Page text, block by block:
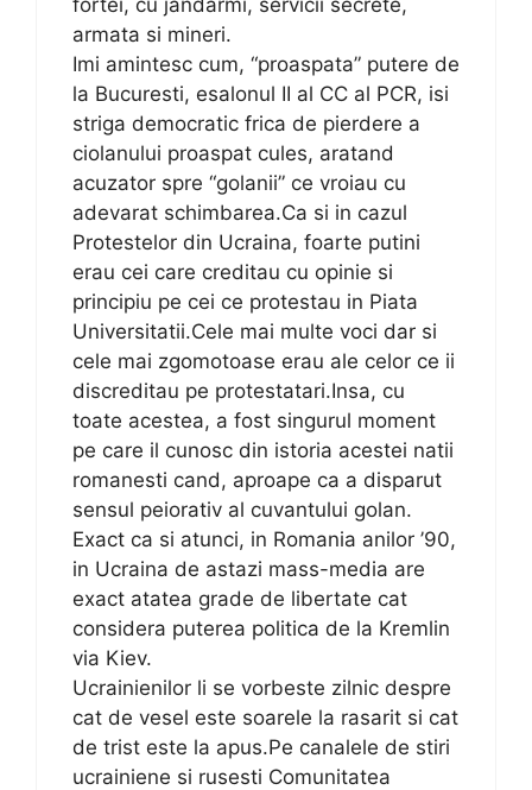
armata si mineri.
Imi amintesc cum, “proaspata” putere de
la Bucuresti, esalonul II al CC al PCR, isi
striga democratic frica de pierdere a
ciolanului proaspat cules, aratand
acuzator spre “golanii” ce vroiau cu
adevarat schimbarea.Ca si in cazul
Protestelor din Ucraina, foarte putini
erau cei care creditau cu opinie si
principiu pe cei ce protestau in Piata
Universitatii.Cele mai multe voci dar si
cele mai zgomotoase erau ale celor ce ii
discreditau pe protestatari.Insa, cu
toate acestea, a fost singurul moment
pe care il cunosc din istoria acestei natii
romanesti cand, aproape ca a disparut
sensul peiorativ al cuvantului golan.
Exact ca si atunci, in Romania anilor ’90,
in Ucraina de astazi mass-media are
exact atatea grade de libertate cat
considera puterea politica de la Kremlin
via Kiev.
Ucrainienilor li se vorbeste zilnic despre
cat de vesel este soarele la rasarit si cat
de trist este la apus.Pe canalele de stiri
ucrainiene si rusesti Comunitatea